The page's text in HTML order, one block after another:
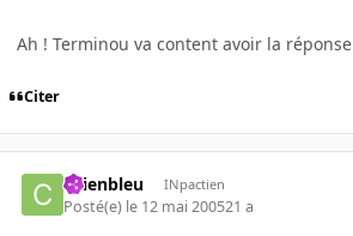
Ah ! Terminou va content avoir la réponse
Citer
chienbleu INpactien
Posté(e) le 12 mai 200521 a